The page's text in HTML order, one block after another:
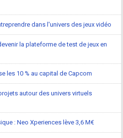
dans l'univers des jeux vidéo
la plateforme de test de jeux en
les 10 % au capital de Capcom
autour des univers virtuels
: Neo Xperiences lève 3,6 M€